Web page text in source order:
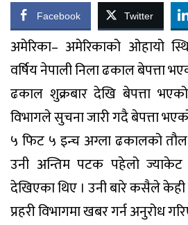
Facebook Twitter
अमेरिका– अमेरिकाको ओहायो
वर्षिय नेपाली निला ढकाल बेपत्ता
ढकाल शुक्रबार देखि बेपत्ता भएको
विभागले सुचना जारी गदै बेपत्ता
५ फिट ५ इन्च अग्ला ढकालको
उनी अन्तिम पटक पहेलो ज्याकेट
देखिएका थिए । उनी बारे कसैले केही
प्रहरी विभागमा खबर गर्न अनुरोध